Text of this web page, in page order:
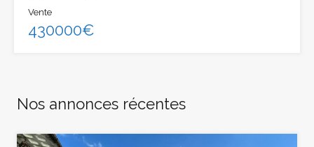
Vente
430000€
Nos annonces récentes